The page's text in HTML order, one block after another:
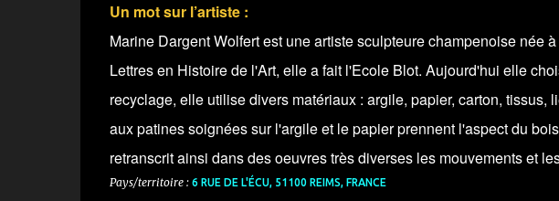
Un mot sur l’artiste :
Marine Dargent Wolfert est une artiste sculpteure champenoise née
Lettres en Histoire de l'Art, elle a fait l'Ecole Blot. Aujourd'hui elle
recyclage, elle utilise divers matériaux : argile, papier, carton, tissus,
aux patines soignées sur l'argile et le papier prennent l'aspect du
retranscrit ainsi dans des oeuvres très diverses les mouvements et
Pays/territoire : 6 RUE DE L'ÉCU, 51100 REIMS, FRANCE